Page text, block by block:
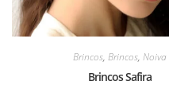
Brincos,Brincos,Noiva
Brincos Safira